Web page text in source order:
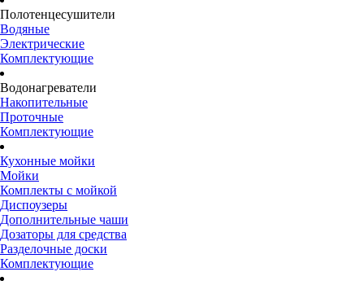
Полотенцесушители
Водяные
Электрические
Комплектующие
Водонагреватели
Накопительные
Проточные
Комплектующие
Кухонные мойки
Мойки
Комплекты с мойкой
Диспоузеры
Дополнительные чаши
Дозаторы для средства
Разделочные доски
Комплектующие